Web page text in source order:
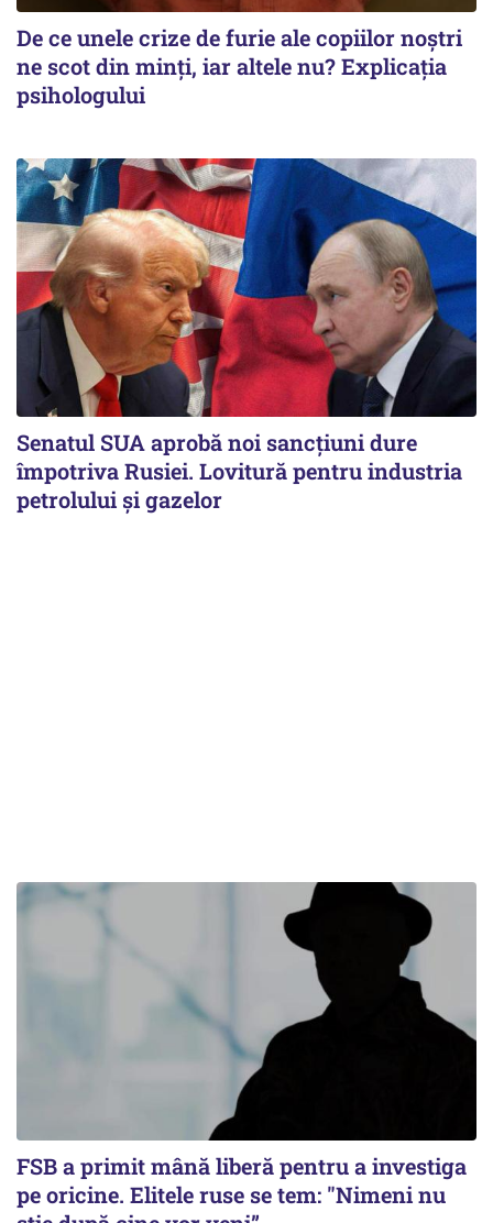
De ce unele crize de furie ale copiilor noștri
ne scot din minți, iar altele nu? Explicația
psihologului
Senatul SUA aprobă noi sancțiuni dure
împotriva Rusiei. Lovitură pentru industria
petrolului și gazelor
FSB a primit mână liberă pentru a investiga
pe oricine. Elitele ruse se tem: "Nimeni nu